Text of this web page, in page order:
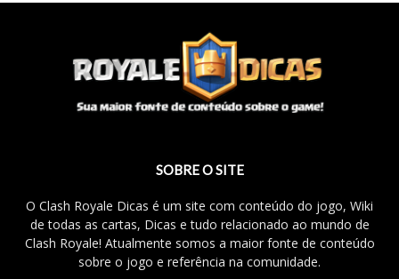
SOBRE O SITE
O Clash Royale Dicas é um site com conteúdo do jogo, Wiki
de todas as cartas, Dicas e tudo relacionado ao mundo de
Clash Royale! Atualmente somos a maior fonte de conteúdo
sobre o jogo e referência na comunidade.